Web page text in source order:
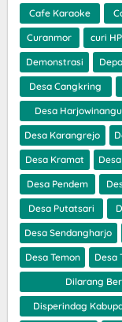
Cafe Karaoke
Curanmor curi HP
Demonstrasi
Desa Cangkring
Desa
Desa Karangrejo
Desa Kramat
Desa Pendem
Desa Putatsari
Desa Sendangharjo
Desa Temon Desa
Dilarang
Disperindag